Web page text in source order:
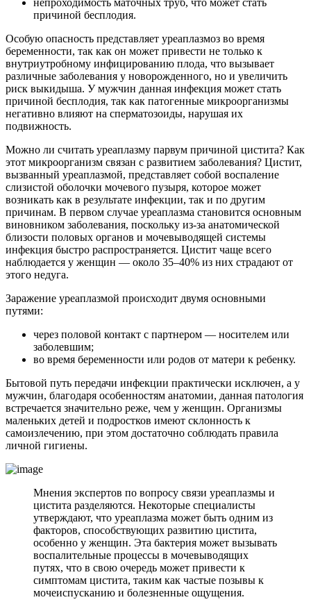
причиной бесплодия.
Особую опасность представляет уреаплазмоз во время
беременности, так как он может привести не только к
внутриутробному инфицированию плода, что вызывает
различные заболевания у новорожденного, но и увеличить
риск выкидыша. У мужчин данная инфекция может стать
причиной бесплодия, так как патогенные микроорганизмы
негативно влияют на сперматозоиды, нарушая их
подвижность.
Можно ли считать уреаплазму парвум причиной цистита? Как
этот микроорганизм связан с развитием заболевания? Цистит,
вызванный уреаплазмой, представляет собой воспаление
слизистой оболочки мочевого пузыря, которое может
возникать как в результате инфекции, так и по другим
причинам. В первом случае уреаплазма становится основным
виновником заболевания, поскольку из-за анатомической
близости половых органов и мочевыводящей системы
инфекция быстро распространяется. Цистит чаще всего
наблюдается у женщин — около 35–40% из них страдают от
этого недуга.
Заражение уреаплазмой происходит двумя основными
путями:
через половой контакт с партнером — носителем или
заболевшим;
во время беременности или родов от матери к ребенку.
Бытовой путь передачи инфекции практически исключен, а у
мужчин, благодаря особенностям анатомии, данная патология
встречается значительно реже, чем у женщин. Организмы
маленьких детей и подростков имеют склонность к
самоизлечению, при этом достаточно соблюдать правила
личной гигиены.
Мнения экспертов по вопросу связи уреаплазмы и
цистита разделяются. Некоторые специалисты
утверждают, что уреаплазма может быть одним из
факторов, способствующих развитию цистита,
особенно у женщин. Эта бактерия может вызывать
воспалительные процессы в мочевыводящих
путях, что в свою очередь может привести к
симптомам цистита, таким как частые позывы к
мочеиспусканию и болезненные ощущения.